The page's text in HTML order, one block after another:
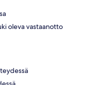
oleva vastaanotto